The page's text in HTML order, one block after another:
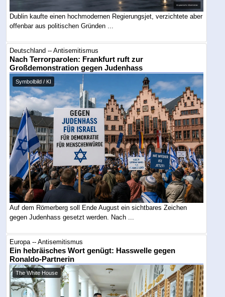
Dublin kaufte einen hochmodernen Regierungsjet, verzichtete aber
offenbar aus politischen Gründen ...
Deutschland -- Antisemitismus
Nach Terrorparolen: Frankfurt ruft zur
Großdemonstration gegen Judenhass
Symbolbild / KI
Auf dem Römerberg soll Ende August ein sichtbares Zeichen
gegen Judenhass gesetzt werden. Nach ...
Europa -- Antisemitismus
Ein hebräisches Wort genügt: Hasswelle gegen
Ronaldo-Partnerin
The White House